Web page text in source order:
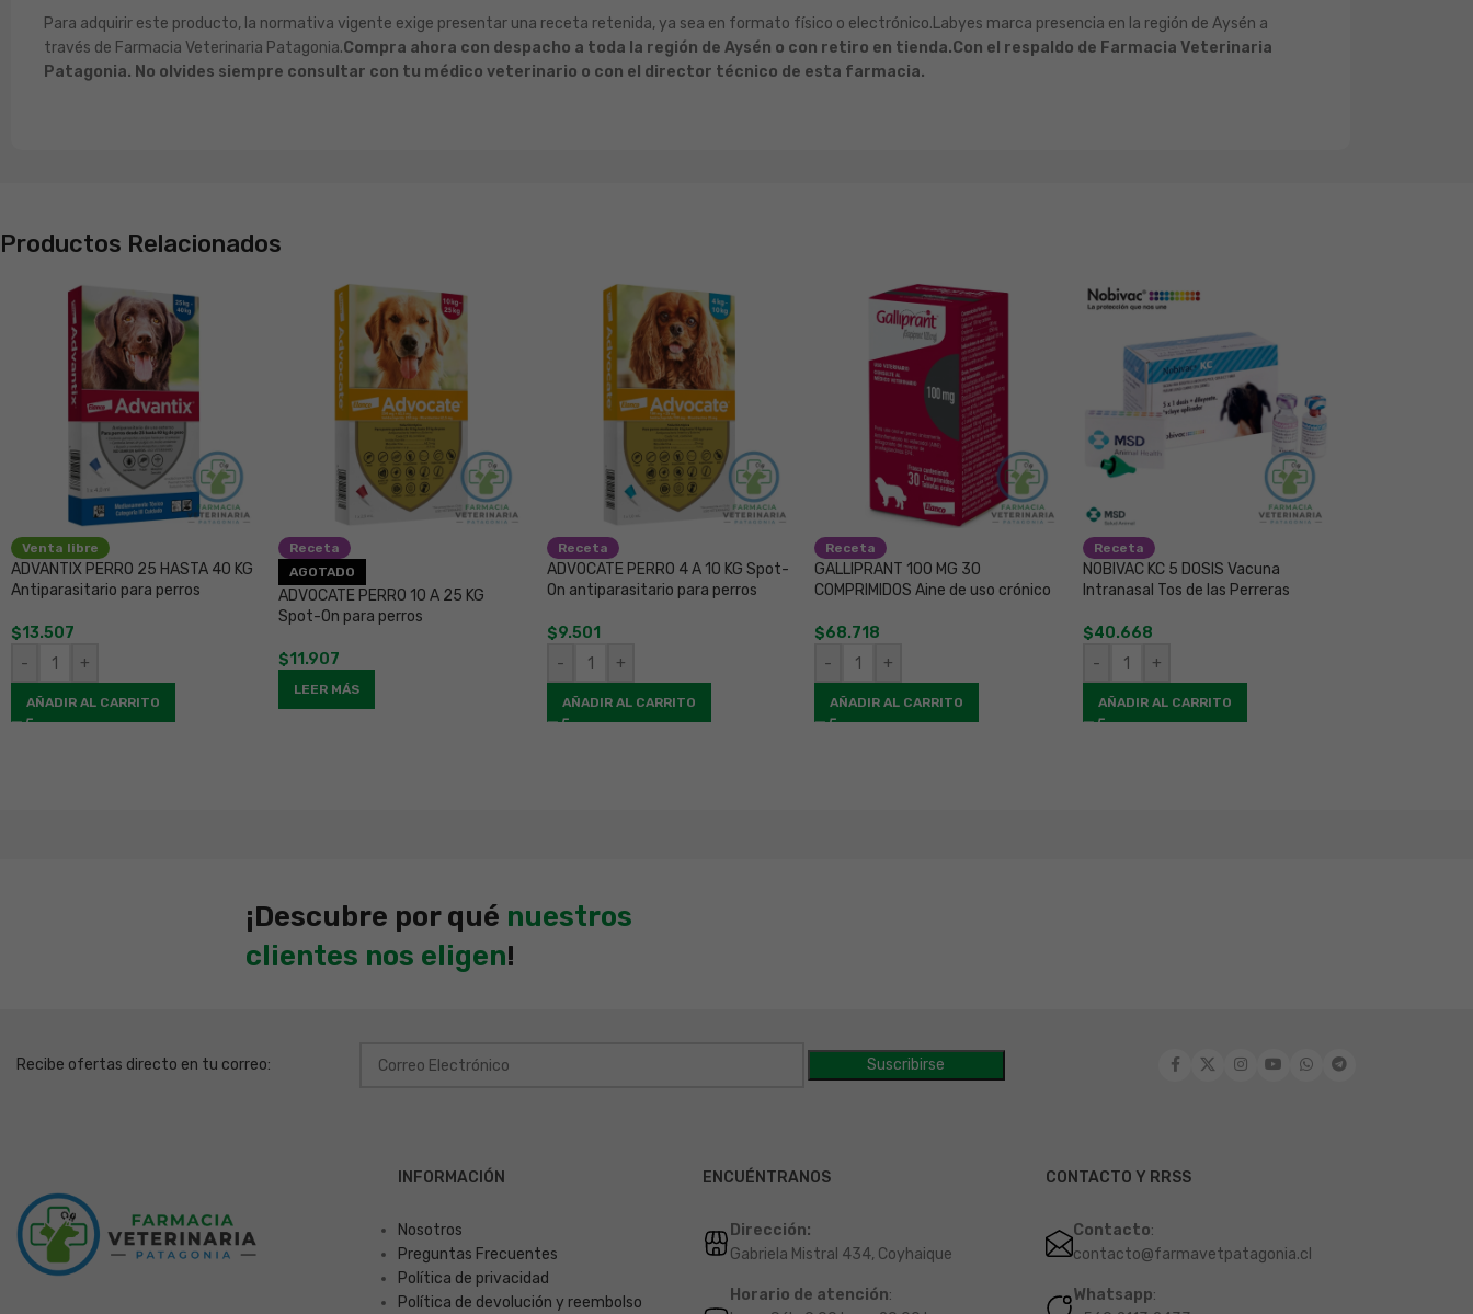
Para adquirir este producto, la normativa vigente exige presentar una receta retenida, ya sea en formato físico o electrónico.Labyes marca presencia en la región de Aysén a
través de Farmacia Veterinaria Patagonia.Compra ahora con despacho a toda la región de Aysén o con retiro en tienda.Con el respaldo de Farmacia Veterinaria
Patagonia. No olvides siempre consultar con tu médico veterinario o con el director técnico de esta farmacia.
Productos Relacionados
Venta libre
ADVANTIX PERRO 25 HASTA 40 KG
Antiparasitario para perros
$13.507
-
+
AÑADIR AL CARRITO
Receta
AGOTADO
ADVOCATE PERRO 10 A 25 KG
Spot-On para perros
$11.907
LEER MÁS
Receta
ADVOCATE PERRO 4 A 10 KG Spot-
On antiparasitario para perros
$9.501
-
+
AÑADIR AL CARRITO
Receta
GALLIPRANT 100 MG 30
COMPRIMIDOS Aine de uso crónico
$68.718
-
+
AÑADIR AL CARRITO
Receta
NOBIVAC KC 5 DOSIS Vacuna
Intranasal Tos de las Perreras
$40.668
-
+
AÑADIR AL CARRITO
¡Descubre por qué nuestros
clientes nos eligen!
Recibe ofertas directo en tu correo:
INFORMACIÓN
Nosotros
Preguntas Frecuentes
Política de privacidad
Política de devolución y reembolso
ENCUÉNTRANOS
Dirección:
Gabriela Mistral 434, Coyhaique
Horario de atención:
CONTACTO Y RRSS
Contacto:
contacto@farmavetpatagonia.cl
Whatsapp: